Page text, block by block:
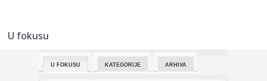
14:52:
14:51:
Tuga u porodici Mesi: Preminuo otac slavnog
U fokusu
U FOKUSU KATEGORIJE ARHIVA